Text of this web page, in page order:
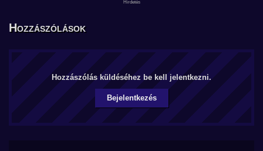
Hozzászólások
Hozzászólás küldéséhez be kell jelentkezni.
Bejelentkezés